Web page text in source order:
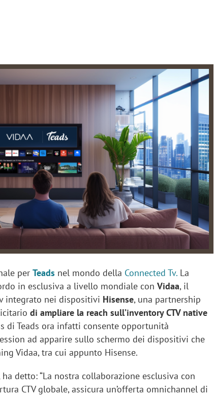
perTeads nel mondo della Connected Tv. La
in esclusiva a livello mondiale conVidaa, il
integrato nei dispositivi Hisense, una partnership
di ampliare la reach sull’inventory CTV native
di Teads ora infatti consente opportunità
ad apparire sullo schermo dei dispositivi che
Vidaa, tra cui appunto Hisense.
ha detto: “La nostra collaborazione esclusiva con
CTV globale, assicura un’offerta omnichannel di
è un
a
Networking agli eventi: come la
startup Kicè punta a eliminare lo
"spreco di relazioni"